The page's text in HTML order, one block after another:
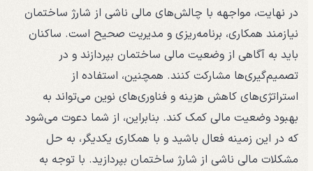
در نهایت، مواجهه با چالش‌های مالی ناشی از شارژ ساختمان
نیازمند همکاری، برنامه‌ریزی و مدیریت صحیح است. ساکنان
باید به آگاهی از وضعیت مالی ساختمان بپردازند و در
تصمیم‌گیری‌ها مشارکت کنند. همچنین، استفاده از
استراتژی‌های کاهش هزینه و فناوری‌های نوین می‌تواند به
بهبود وضعیت مالی کمک کند. بنابراین، از شما دعوت می‌شود
که در این زمینه فعال باشید و با همکاری یکدیگر، به حل
مشکلات مالی ناشی از شارژ ساختمان بپردازید. با توجه به